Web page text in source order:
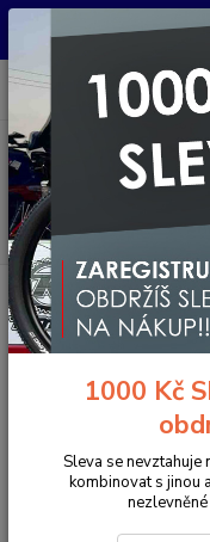
Pro nachystání kola /
+420 733 792 733
PO-PÁ 10:00-17:00 | SO:
Úvod Doplňky a helmy
Cyklistická helma FOX
Cyklistická
Helmet1000 Kč
Sleva se nevztahuje
kombinovat s jinou